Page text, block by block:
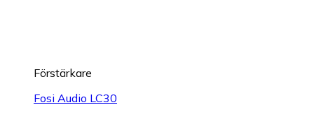
Förstärkare
Fosi Audio LC30